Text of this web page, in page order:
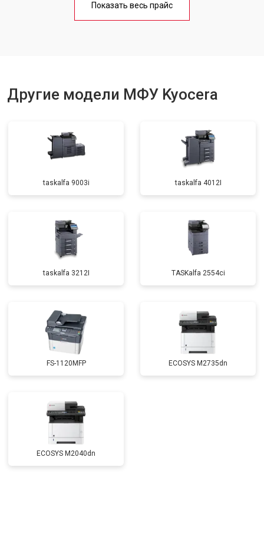
от 3500 ₽
Показать весь прайс
Другие модели МФУ Kyocera
taskalfa 9003i taskalfa 4012I
taskalfa 3212I TASKalfa 2554ci
FS-1120MFP ECOSYS M2735dn
ECOSYS M2040dn